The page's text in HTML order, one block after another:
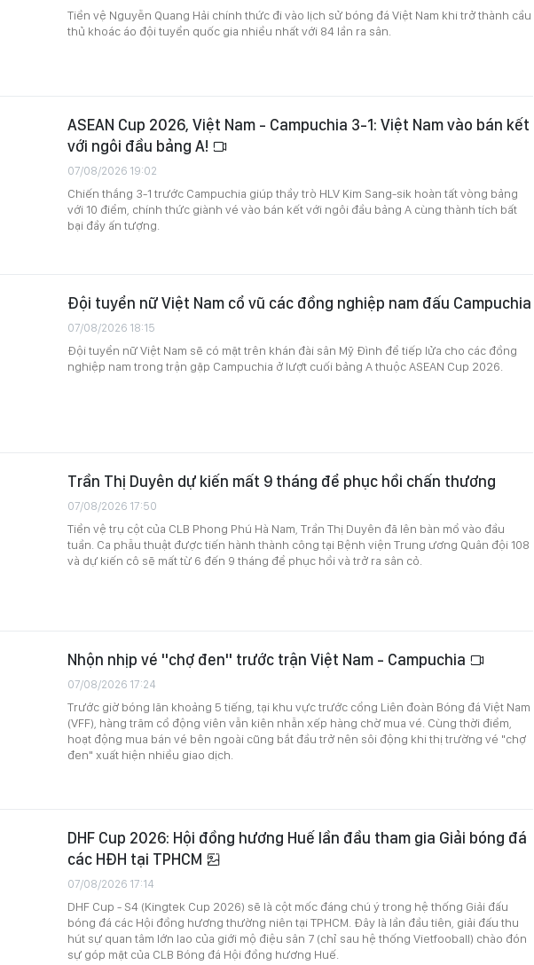
Tiền vệ Nguyễn Quang Hải chính thức đi vào lịch sử bóng đá Việt Nam khi trở thành cầu
thủ khoác áo đội tuyển quốc gia nhiều nhất với 84 lần ra sân.
ASEAN Cup 2026, Việt Nam - Campuchia 3-1: Việt Nam vào bán kết
với ngôi đầu bảng A!
07/08/2026 19:02
Chiến thắng 3-1 trước Campuchia giúp thầy trò HLV Kim Sang-sik hoàn tất vòng bảng
với 10 điểm, chính thức giành vé vào bán kết với ngôi đầu bảng A cùng thành tích bất
bại đầy ấn tượng.
Đội tuyển nữ Việt Nam cổ vũ các đồng nghiệp nam đấu Campuchia
07/08/2026 18:15
Đội tuyển nữ Việt Nam sẽ có mặt trên khán đài sân Mỹ Đình để tiếp lửa cho các đồng
nghiệp nam trong trận gặp Campuchia ở lượt cuối bảng A thuộc ASEAN Cup 2026.
Trần Thị Duyên dự kiến mất 9 tháng để phục hồi chấn thương
07/08/2026 17:50
Tiền vệ trụ cột của CLB Phong Phú Hà Nam, Trần Thị Duyên đã lên bàn mổ vào đầu
tuần. Ca phẫu thuật được tiến hành thành công tại Bệnh viện Trung ương Quân đội 108
và dự kiến cô sẽ mất từ 6 đến 9 tháng để phục hồi và trở ra sân cỏ.
Nhộn nhịp vé "chợ đen" trước trận Việt Nam - Campuchia
07/08/2026 17:24
Trước giờ bóng lăn khoảng 5 tiếng, tại khu vực trước cổng Liên đoàn Bóng đá Việt Nam
(VFF), hàng trăm cổ động viên vẫn kiên nhẫn xếp hàng chờ mua vé. Cùng thời điểm,
hoạt động mua bán vé bên ngoài cũng bắt đầu trở nên sôi động khi thị trường vé "chợ
đen" xuất hiện nhiều giao dịch.
DHF Cup 2026: Hội đồng hương Huế lần đầu tham gia Giải bóng đá
các HĐH tại TPHCM
07/08/2026 17:14
DHF Cup - S4 (Kingtek Cup 2026) sẽ là cột mốc đáng chú ý trong hệ thống Giải đấu
bóng đá các Hội đồng hương thường niên tại TPHCM. Đây là lần đầu tiên, giải đấu thu
hút sự quan tâm lớn lao của giới mộ điệu sân 7 (chỉ sau hệ thống Vietfooball) chào đón
sự góp mặt của CLB Bóng đá Hội đồng hương Huế.